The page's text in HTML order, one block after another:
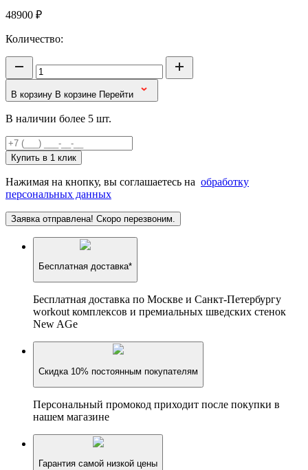
48900 ₽
Количество:
В корзину В корзине Перейти
В наличии более 5 шт.
Купить в 1 клик
Нажимая на кнопку, вы соглашаетесь на обработку
персональных данных
Заявка отправлена! Скоро перезвоним.
Бесплатная доставка*
Бесплатная доставка по Москве и Санкт-Петербургу
workout комплексов и премиальных шведских стенок
New AGe
Скидка 10% постоянным покупателям
Персональный промокод приходит после покупки в
нашем магазине
Гарантия самой низкой цены